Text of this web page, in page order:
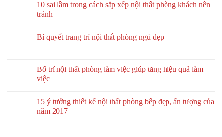
10 sai lầm trong cách sắp xếp nội thất phòng khách nên
tránh
Bí quyết trang trí nội thất phòng ngủ đẹp
Bố trí nội thất phòng làm việc giúp tăng hiệu quả làm
việc
15 ý tưởng thiết kế nội thất phòng bếp đẹp, ấn tượng của
năm 2017